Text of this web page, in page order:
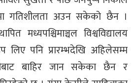
गतिशीलता अउन सकेको छैन ।
मध्यपश्चिमाञ्चल विश्वविद्यालय
लिए पनि प्रारम्भदेखि अहिलेसम्म
बाहिर जान सकेका छैन र